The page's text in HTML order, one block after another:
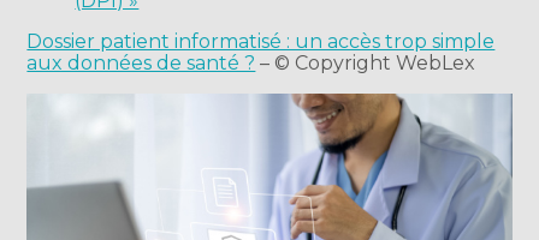
Dossier patient informatisé : un accès trop simple
aux données de santé ? – © Copyright WebLex